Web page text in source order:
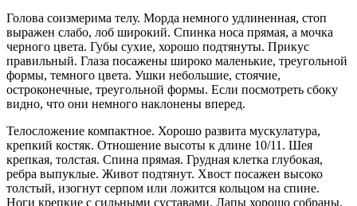
Голова соизмерима телу. Морда немного удлиненная, стоп
выражен слабо, лоб широкий. Спинка носа прямая, а мочка
черного цвета. Губы сухие, хорошо подтянуты. Прикус
правильный. Глаза посажены широко маленькие, треугольной
формы, темного цвета. Ушки небольшие, стоячие,
остроконечные, треугольной формы. Если посмотреть сбоку
видно, что они немного наклонены вперед.
Телосложение компактное. Хорошо развита мускулатура,
крепкий костяк. Отношение высоты к длине 10/11. Шея
крепкая, толстая. Спина прямая. Грудная клетка глубокая,
ребра выпуклые. Живот подтянут. Хвост посажен высоко
толстый, изогнут серпом или ложится кольцом на спине.
Ноги крепкие с сильными суставами. Лапы хорошо собраны.